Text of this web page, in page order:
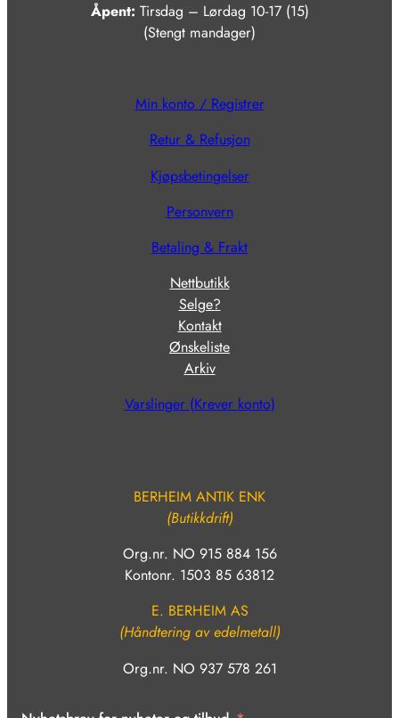
Åpent: Tirsdag – Lørdag 10-17 (15)
(Stengt mandager)
Min konto / Registrer
Retur & Refusjon
Kjøpsbetingelser
Personvern
Betaling & Frakt
Nettbutikk
Selge?
Kontakt
Ønskeliste
Arkiv
Varslinger (Krever konto)
BERHEIM ANTIK ENK
(Butikkdrift)
Org.nr. NO 915 884 156
Kontonr. 1503 85 63812
E. BERHEIM AS
(Håndtering av edelmetall)
Org.nr. NO 937 578 261